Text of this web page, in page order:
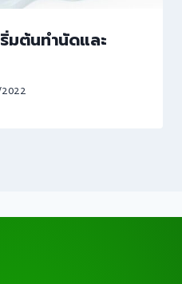
มต้นทำนัดและ
2022